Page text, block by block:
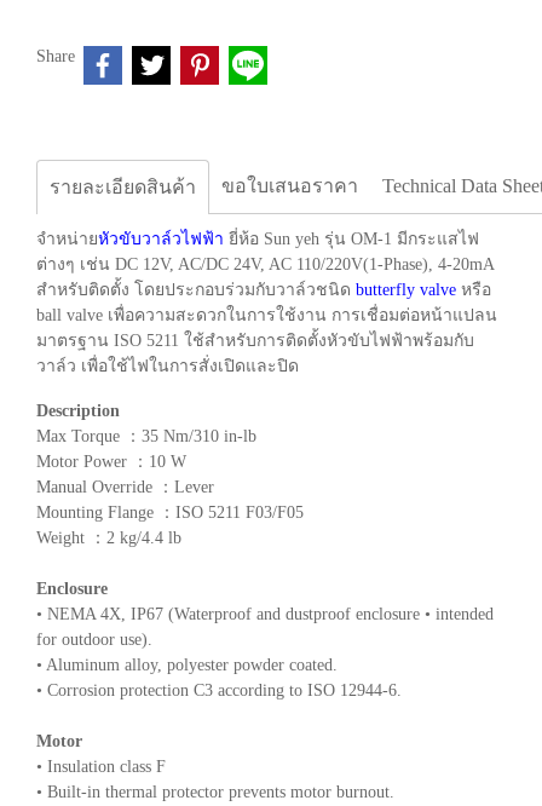
Share
รายละเอียดสินค้า ขอใบเสนอราคา Technical Data
จำหน่ายหัวขับวาล์วไฟฟ้า ยี่ห้อ Sun yeh รุ่น OM-1 มีกระแสไฟ
ต่างๆ เช่น DC 12V, AC/DC 24V, AC 110/220V(1-Phase), 4-20mA
สำหรับติดตั้ง โดยประกอบร่วมกับวาล์วชนิด butterfly valve หรือ
ball valve เพื่อความสะดวกในการใช้งาน การเชื่อมต่อหน้าแปลน
มาตรฐาน ISO 5211 ใช้สำหรับการติดตั้งหัวขับไฟฟ้าพร้อมกับ
วาล์ว เพื่อใช้ไฟในการสั่งเปิดและปิด
Description
Max Torque ：35 Nm/310 in-lb
Motor Power ：10 W
Manual Override ：Lever
Mounting Flange ：ISO 5211 F03/F05
Weight ：2 kg/4.4 lb
Enclosure
• NEMA 4X, IP67 (Waterproof and dustproof enclosure • intended
for outdoor use).
• Aluminum alloy, polyester powder coated.
• Corrosion protection C3 according to ISO 12944-6.
Motor
• Insulation class F
• Built-in thermal protector prevents motor burnout.